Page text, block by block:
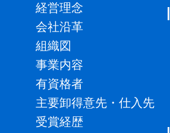
経営理念
会社沿革
組織図
事業内容
有資格者
主要卸得意先・仕入先
受賞経歴